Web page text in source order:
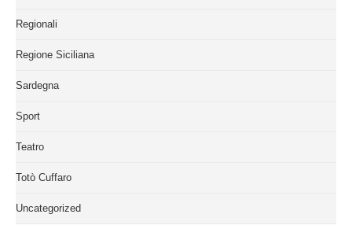
Regionali
Regione Siciliana
Sardegna
Sport
Teatro
Totò Cuffaro
Uncategorized